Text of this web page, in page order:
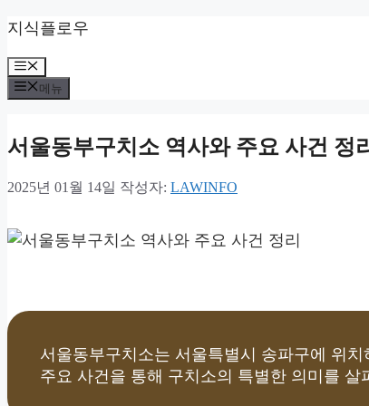
컨
츠
로
건
뛰
기
지식플로우
메
뉴
메뉴
서울동부구치소 역사와 주요 사건 정
2025년 01월 14일 작성자: LAWINFO
서울동부구치소는 서울특별시 송파구에 위
주요 사건을 통해 구치소의 특별한 의미를 살